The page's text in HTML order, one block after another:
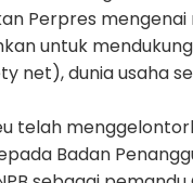
Perpres mengenai
untuk
net), dunia usaha
telah
Badan